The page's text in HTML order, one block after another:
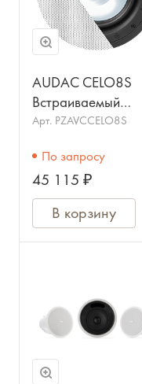
AUDAC CELO8S
Встраиваемый
потолочный
End. Крепление
Quick Fix
Арт. PZAVCCELO8S
По запросу
45 115 ₽
В корзину